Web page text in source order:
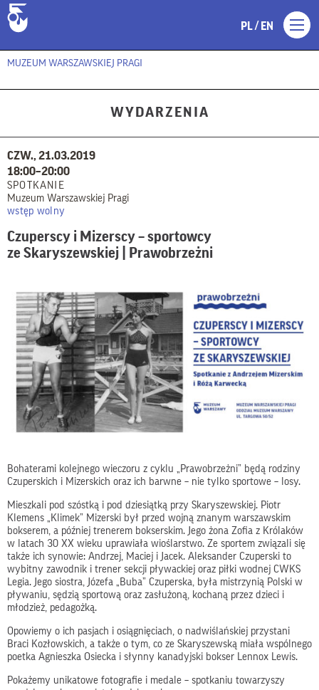
PL/ EN
MUZEUM WARSZAWSKIEJ PRAGI
WYDARZENIA
CZW., 21.03.2019
18:00–20:00
SPOTKANIE
Muzeum Warszawskiej Pragi
wstęp wolny
Czuperscy i Mizerscy – sportowcy
ze Skaryszewskiej | Prawobrzeżni
Bohaterami kolejnego wieczoru z cyklu „Prawobrzeżni” będą rodziny
Czuperskich i Mizerskich oraz ich barwne – nie tylko sportowe – losy.
Mieszkali pod szóstką i pod dziesiątką przy Skaryszewskiej. Piotr
Klemens „Klimek” Mizerski był przed wojną znanym warszawskim
bokserem, a później trenerem bokserskim. Jego żona Zofia z Królaków
w latach 30 XX wieku uprawiała wioślarstwo. Ze sportem związali się
także ich synowie: Andrzej, Maciej i Jacek. Aleksander Czuperski to
wybitny zawodnik i trener sekcji pływackiej oraz piłki wodnej CWKS
Legia. Jego siostra, Józefa „Buba” Czuperska, była mistrzynią Polski w
pływaniu, sędzią sportową oraz zasłużoną, kochaną przez dzieci i
młodzież, pedagożką.
Opowiemy o ich pasjach i osiągnięciach, o nadwiślańskiej przystani
Braci Kozłowskich, a także o tym, co ze Skaryszewską miała wspólnego
poetka Agnieszka Osiecka i słynny kanadyjski bokser Lennox Lewis.
Pokażemy unikatowe fotografie i medale – spotkaniu towarzyszy